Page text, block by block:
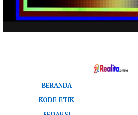
BERANDA
KODE ETIK